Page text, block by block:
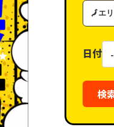
ゴ
ー
エ
リ
日付
検